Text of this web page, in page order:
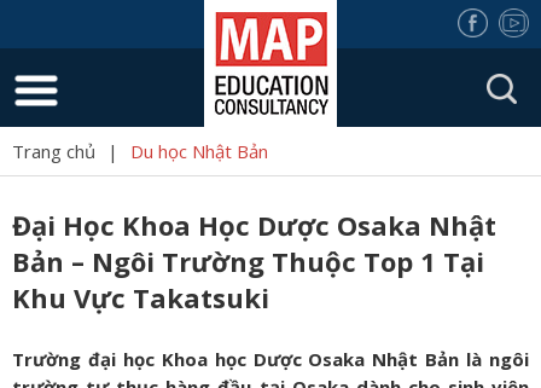
Trang chủ | Du học Nhật Bản
Đại Học Khoa Học Dược Osaka Nhật
Bản – Ngôi Trường Thuộc Top 1 Tại
Khu Vực Takatsuki
Trường đại học Khoa học Dược Osaka Nhật Bản là ngôi